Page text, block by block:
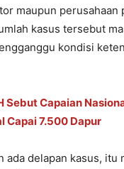
maupun perusahaan
kasus tersebut
kondisi
Sebut Capaian
Capai 7.500 Dapur
ada delapan kasus, itu